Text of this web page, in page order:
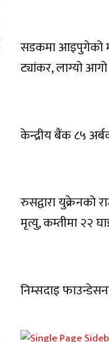
सडकमा आइपुगेको
ट्यांकर, लाग्यो आगो
केन्द्रीय बैंक ८५
रुसद्वारा युक्रेनको
मृत्यु, कम्तीमा २२
निम्सदाइ